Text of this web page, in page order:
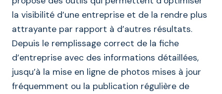
la visibilité d’une entreprise et de la rendre plus
attrayante par rapport à d’autres résultats.
Depuis le remplissage correct de la fiche
d’entreprise avec des informations détaillées,
jusqu’à la mise en ligne de photos mises à jour
fréquemment ou la publication régulière de